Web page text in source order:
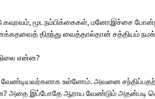
மூடநம்பிக்கைகள், மனோஇச்சை
திறந்து வைத்தால்தான் சத்தியம்
என்ன?
உள்ளோம். அவனை
அதை இப்போதே ஆராய வேண்டும் அதன்படி